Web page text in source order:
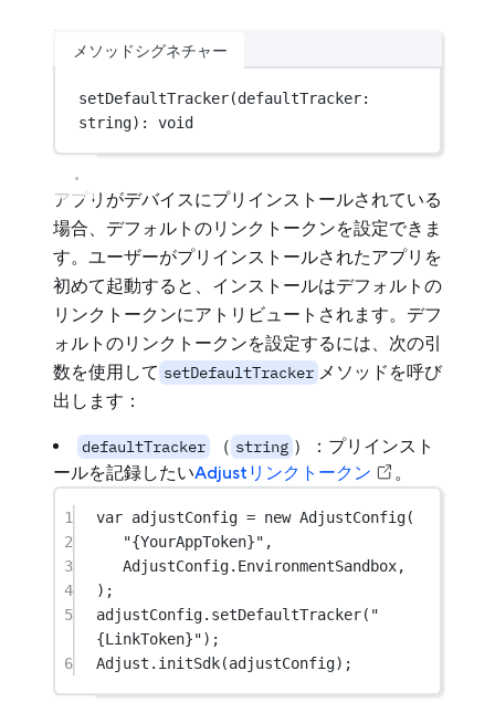
メソッドシグネチャー
setDefaultTracker(defaultTracker:
string): void
アプリがデバイスにプリインストールされている
場合、デフォルトのリンクトークンを設定できま
す。ユーザーがプリインストールされたアプリを
初めて起動すると、インストールはデフォルトの
リンクトークンにアトリビュートされます。デフ
ォルトのリンクトークンを設定するには、次の引
数を使用して setDefaultTracker メソッドを呼び
出します：
defaultTracker （ string ）：プリインスト
ールを記録したいAdjustリンクトークン 。
1 var adjustConfig = new AdjustConfig(
2
"{YourAppToken}" ,
3
AdjustConfig.EnvironmentSandbox,
4
);
5
adjustConfig. setDefaultTracker( "
{LinkToken}");
6
Adjust. initSdk(adjustConfig);